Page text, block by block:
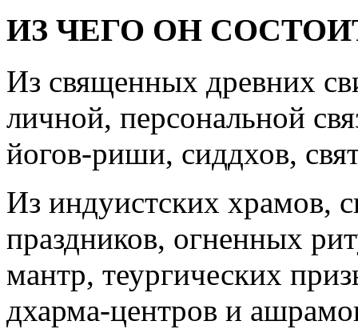
ИЗ ЧЕГО ОН
Из священных древних
личной, персональной
йогов-риши, сиддхов,
Из индуистских храмов,
праздников, огненных
мантр, теургических
дхарма-центров и